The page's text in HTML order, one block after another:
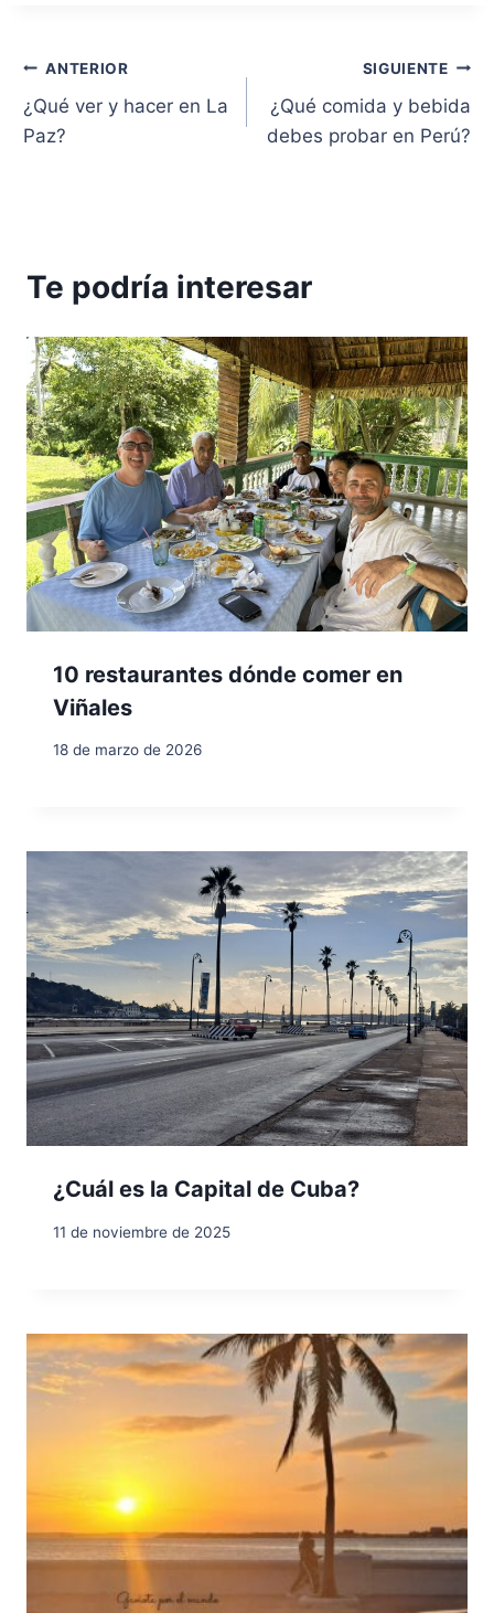
Navegación
de
ANTERIOR
¿Qué ver y hacer en La
Paz?
SIGUIENTE
¿Qué comida y bebida
debes probar en Perú?
Te podría interesar
10 restaurantes dónde comer en
Viñales
18 de marzo de 2026
¿Cuál es la Capital de Cuba?
11 de noviembre de 2025